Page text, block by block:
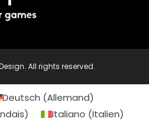
All rights reserved.
Deutsch (Allemand)
) Italiano (Italien)